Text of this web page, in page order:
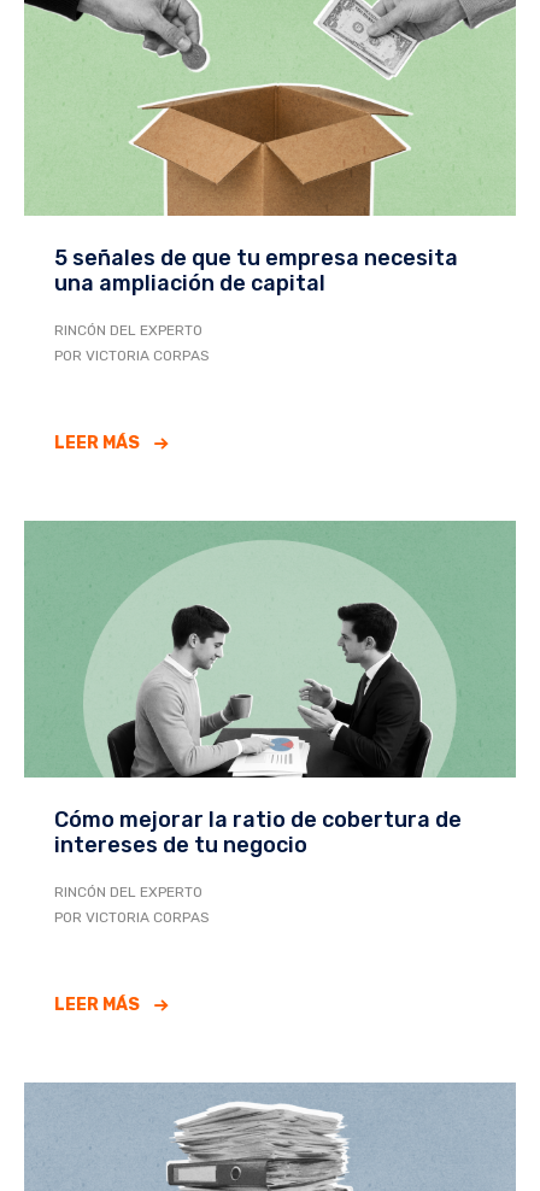
5 señales de que tu empresa necesita
una ampliación de capital
RINCÓN DEL EXPERTO
POR VICTORIA CORPAS
LEER MÁS
Cómo mejorar la ratio de cobertura de
intereses de tu negocio
RINCÓN DEL EXPERTO
POR VICTORIA CORPAS
LEER MÁS